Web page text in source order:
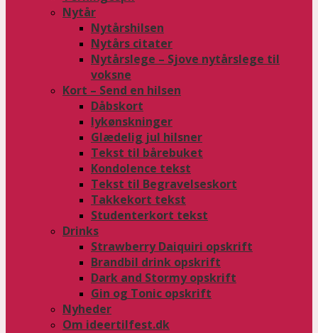
Nytår
Nytårshilsen
Nytårs citater
Nytårslege – Sjove nytårslege til
voksne
Kort – Send en hilsen
Dåbskort
lykønskninger
Glædelig jul hilsner
Tekst til bårebuket
Kondolence tekst
Tekst til Begravelseskort
Takkekort tekst
Studenterkort tekst
Drinks
Strawberry Daiquiri opskrift
Brandbil drink opskrift
Dark and Stormy opskrift
Gin og Tonic opskrift
Nyheder
Om ideertilfest.dk